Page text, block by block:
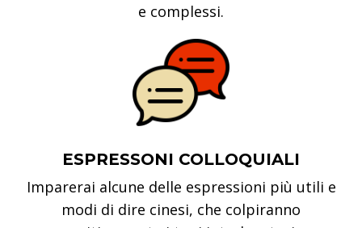
e complessi.
ESPRESSONI COLLOQUIALI
Imparerai alcune delle espressioni più utili e
modi di dire cinesi, che colpiranno